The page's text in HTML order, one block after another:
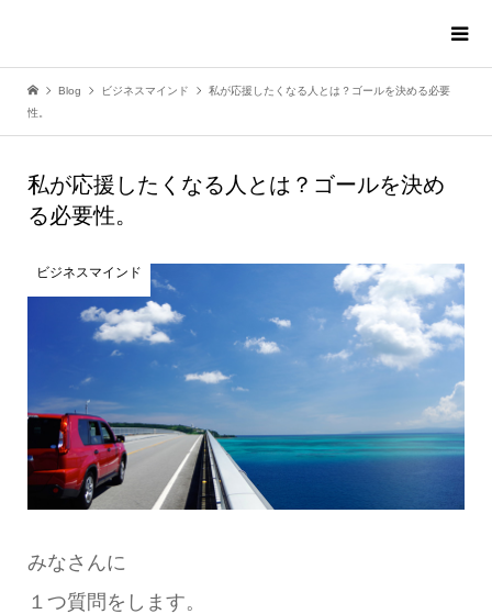
Blog ビジネスマインド
私が応援したくなる人とは？ゴールを決める必要
性。
私が応援したくなる人とは？ゴールを決め
る必要性。
ビジネスマインド
みなさんに
１つ質問をします。